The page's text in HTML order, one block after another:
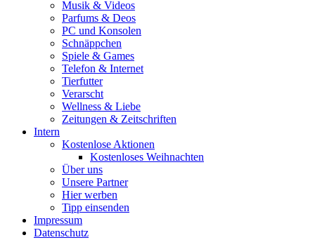
Musik & Videos
Parfums & Deos
PC und Konsolen
Schnäppchen
Spiele & Games
Telefon & Internet
Tierfutter
Verarscht
Wellness & Liebe
Zeitungen & Zeitschriften
Intern
Kostenlose Aktionen
Kostenloses Weihnachten
Über uns
Unsere Partner
Hier werben
Tipp einsenden
Impressum
Datenschutz